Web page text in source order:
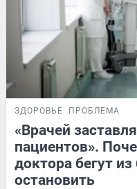
ЗДОРОВЬЕ ПРОБЛЕМА
«Врачей
пациентов».
доктора бегут
остановить